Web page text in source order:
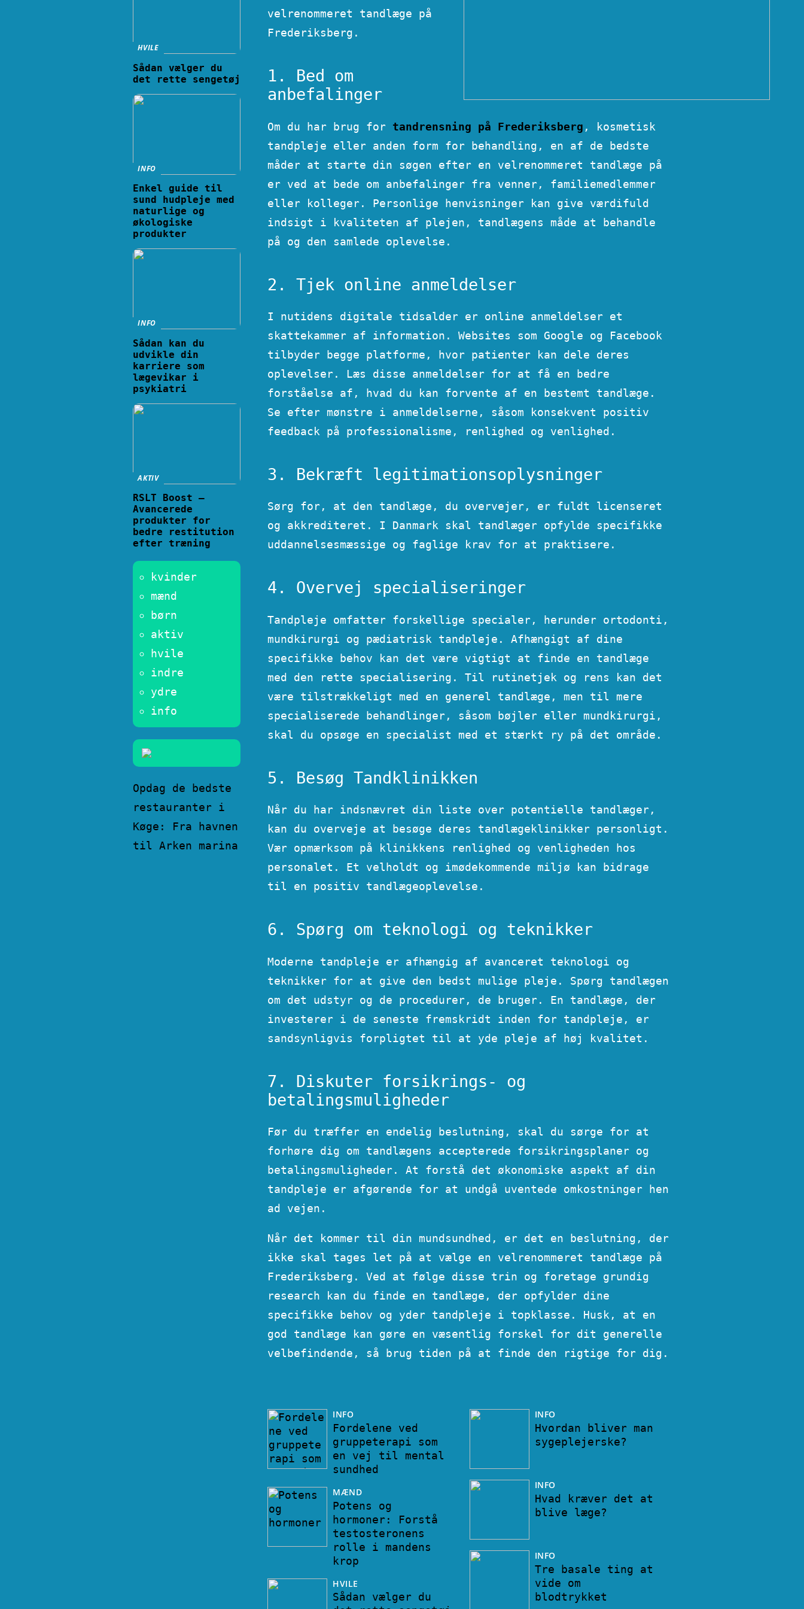
velrenommeret tandlæge på
Frederiksberg.
1. Bed om
anbefalinger
Om du har brug for tandrensning på Frederiksberg , kosmetisk
tandpleje eller anden form for behandling, en af de bedste
måder at starte din søgen efter en velrenommeret tandlæge på
er ved at bede om anbefalinger fra venner, familiemedlemmer
eller kolleger. Personlige henvisninger kan give værdifuld
indsigt i kvaliteten af ​​plejen, tandlægens måde at behandle
på og den samlede oplevelse.
2. Tjek online anmeldelser
I nutidens digitale tidsalder er online anmeldelser et
skattekammer af information. Websites som Google og Facebook
tilbyder begge platforme, hvor patienter kan dele deres
oplevelser. Læs disse anmeldelser for at få en bedre
forståelse af, hvad du kan forvente af en bestemt tandlæge.
Se efter mønstre i anmeldelserne, såsom konsekvent positiv
feedback på professionalisme, renlighed og venlighed.
3. Bekræft legitimationsoplysninger
Sørg for, at den tandlæge, du overvejer, er fuldt licenseret
og akkrediteret. I Danmark skal tandlæger opfylde specifikke
uddannelsesmæssige og faglige krav for at praktisere.
4. Overvej specialiseringer
Tandpleje omfatter forskellige specialer, herunder ortodonti,
mundkirurgi og pædiatrisk tandpleje. Afhængigt af dine
specifikke behov kan det være vigtigt at finde en tandlæge
med den rette specialisering. Til rutinetjek og rens kan det
være tilstrækkeligt med en generel tandlæge, men til mere
specialiserede behandlinger, såsom bøjler eller mundkirurgi,
skal du opsøge en specialist med et stærkt ry på det område.
5. Besøg Tandklinikken
Når du har indsnævret din liste over potentielle tandlæger,
kan du overveje at besøge deres tandlægeklinikker personligt.
Vær opmærksom på klinikkens renlighed og venligheden hos ​​
personalet. Et velholdt og imødekommende miljø kan bidrage
til en positiv tandlægeoplevelse.
6. Spørg om teknologi og teknikker
Moderne tandpleje er afhængig af avanceret teknologi og
teknikker for at give den bedst mulige pleje. Spørg tandlægen
om det udstyr og de procedurer, de bruger. En tandlæge, der
investerer i de seneste fremskridt inden for tandpleje, er
sandsynligvis forpligtet til at yde pleje af høj kvalitet.
7. Diskuter forsikrings- og
betalingsmuligheder
Før du træffer en endelig beslutning, skal du sørge for at
forhøre dig om tandlægens accepterede forsikringsplaner og
betalingsmuligheder. At forstå det økonomiske aspekt af din
tandpleje er afgørende for at undgå uventede omkostninger hen
ad vejen.
Når det kommer til din mundsundhed, er det en beslutning, der
ikke skal tages let på at vælge en velrenommeret tandlæge på
Frederiksberg. Ved at følge disse trin og foretage grundig
research kan du finde en tandlæge, der opfylder dine
specifikke behov og yder tandpleje i topklasse. Husk, at en
god tandlæge kan gøre en væsentlig forskel for dit generelle
velbefindende, så brug tiden på at finde den rigtige for dig.
INFO
Fordelene ved
gruppeterapi som
en vej til mental
sundhed
MÆND
Potens og
hormoner: Forstå
testosteronens
rolle i mandens
krop
HVILE
Sådan vælger du
INFO
Hvordan bliver man
sygeplejerske?
INFO
Hvad kræver det at
blive læge?
INFO
Tre basale ting at
vide om
blodtrykket
HVILE
Sådan vælger du
det rette sengetøj
INFO
Enkel guide til
sund hudpleje med
naturlige og
økologiske
produkter
INFO
Sådan kan du
udvikle din
karriere som
lægevikar i
psykiatri
AKTIV
RSLT Boost –
Avancerede
produkter for
bedre restitution
efter træning
kvinder
mænd
børn
aktiv
hvile
indre
ydre
info
Opdag de bedste
restauranter i
Køge: Fra havnen
til Arken marina